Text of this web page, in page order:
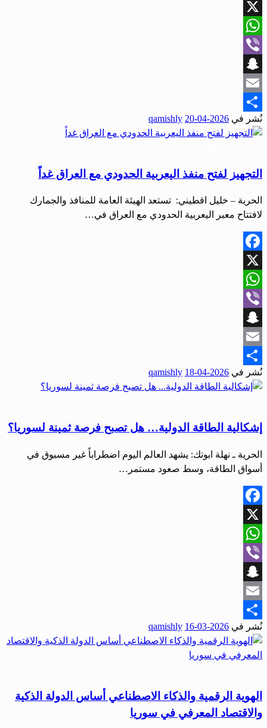
Facebook
X
WhatsApp
Viber
Snapchat
Email
Share
نُشر في 2026-04-20
qamishly
التجهيز لفتح منفذ اليعربية الحدودي مع العراق غداً
الحرية – خليل اقطيني: تستعد الهيئة العامة للمنافذ والجمارك
لافتتاح معبر اليعربية الحدودي مع العراق في…
Facebook
X
WhatsApp
Viber
Snapchat
Email
Share
نُشر في 2026-04-18
qamishly
إشكالية الطاقة الدولية… هل تصبح فرصة ثمينة لسوريا؟
الحرية ـ نهلة ابوتك: يشهد العالم اليوم اضطراباً غير مسبوق في
أسواق الطاقة، وسط صعود مستمر…
Facebook
X
WhatsApp
Viber
Snapchat
Email
Share
نُشر في 2026-03-16
qamishly
الهوية الرقمية والذكاء الاصطناعي أساس الدولة الذكية
والاقتصاد المعرفي في سوريا